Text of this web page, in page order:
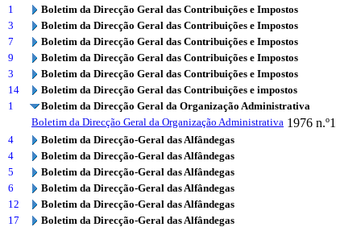
1
Boletim da Direcção Geral das Contribuições e Impostos
3
Boletim da Direcção Geral das Contribuições e Impostos
7
Boletim da Direcção Geral das Contribuições e Impostos
9
Boletim da Direcção Geral das Contribuições e Impostos
3
Boletim da Direcção Geral das Contribuições e Impostos
14
Boletim da Direcção Geral das Contribuições e impostos
1
Boletim da Direcção Geral da Organização Administrativa
Boletim da Direcção Geral da Organização Administrativa 1976 n.º1
4
Boletim da Direcção-Geral das Alfândegas
4
Boletim da Direcção-Geral das Alfândegas
5
Boletim da Direcção-Geral das Alfândegas
6
Boletim da Direcção-Geral das Alfândegas
12
Boletim da Direcção-Geral das Alfândegas
17
Boletim da Direcção-Geral das Alfândegas